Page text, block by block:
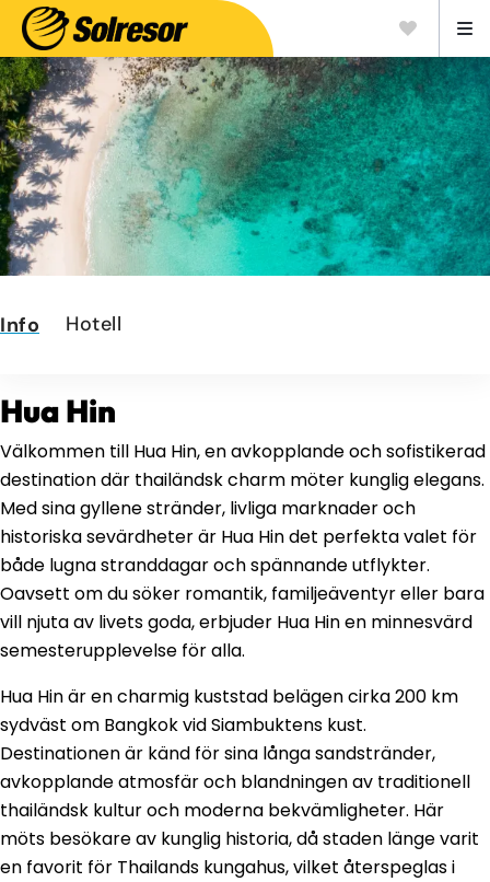
Info Hotell
Hua Hin
Välkommen till Hua Hin, en avkopplande och sofistikerad
destination där thailändsk charm möter kunglig elegans.
Med sina gyllene stränder, livliga marknader och
historiska sevärdheter är Hua Hin det perfekta valet för
både lugna stranddagar och spännande utflykter.
Oavsett om du söker romantik, familjeäventyr eller bara
vill njuta av livets goda, erbjuder Hua Hin en minnesvärd
semesterupplevelse för alla.
Hua Hin är en charmig kuststad belägen cirka 200 km
sydväst om Bangkok vid Siambuktens kust.
Destinationen är känd för sina långa sandstränder,
avkopplande atmosfär och blandningen av traditionell
thailändsk kultur och moderna bekvämligheter. Här
möts besökare av kunglig historia, då staden länge varit
en favorit för Thailands kungahus, vilket återspeglas i